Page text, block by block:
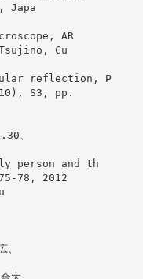
Japa
AR
Cu
reflection, P
S3, pp.
、
person and th
78, 2012
大